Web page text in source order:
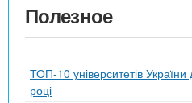
Полезное
ТОП-10 університетів
році